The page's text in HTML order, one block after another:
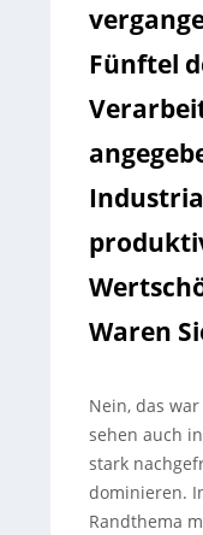
Fünftel
Waren
Nein, das
sehen auch
stark
dominieren.
Randthema